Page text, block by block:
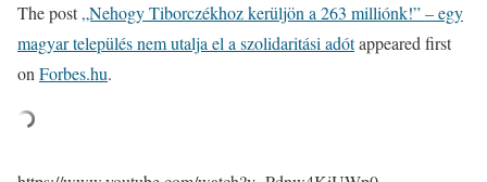
The post„Nehogy Tiborczékhoz kerüljön a 263 milliónk!” – egy
magyar település nem utalja el a szolidaritási adótappeared first
on Forbes.hu.